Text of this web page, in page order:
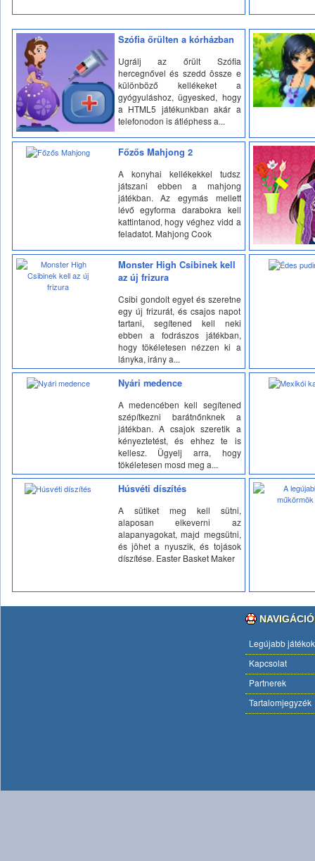
Szófia őrülten a kórházban
Ugrálj az őrült Szófia
hercegnővel és szedd össze e
különböző kellékeket a
gyógyuláshoz, ügyesked, hogy
a HTML5 játékunkban akár a
telefonodon is átléphess a...
Főzős Mahjong 2
A konyhai kellékekkel tudsz
játszani ebben a mahjong
játékban. Az egymás mellett
lévő egyforma darabokra kell
kattintanod, hogy véghez vidd a
feladatot. Mahjong Cook
Monster High Csibinek kell
az új frizura
Csibi gondolt egyet és szeretne
egy új frizurát, és csajos napot
tartani, segítened kell neki
ebben a fodrászos játékban,
hogy tökéletesen nézzen ki a
lányka, irány a...
Nyári medence
A medencében kell segítened
szépítkezni barátnőnknek a
játékban. A csajok szeretik a
kényeztetést, és ehhez te is
kellesz. Ügyelj arra, hogy
tökéletesen mosd meg a...
Húsvéti díszítés
A sütiket meg kell sütni,
alaposan elkeverni az
alapanyagokat, majd megsütni,
és jöhet a nyuszik, és tojások
díszítése. Easter Basket Maker
Legújabb játékok
Kapcsolat
Partnerek
Tartalomjegyzék